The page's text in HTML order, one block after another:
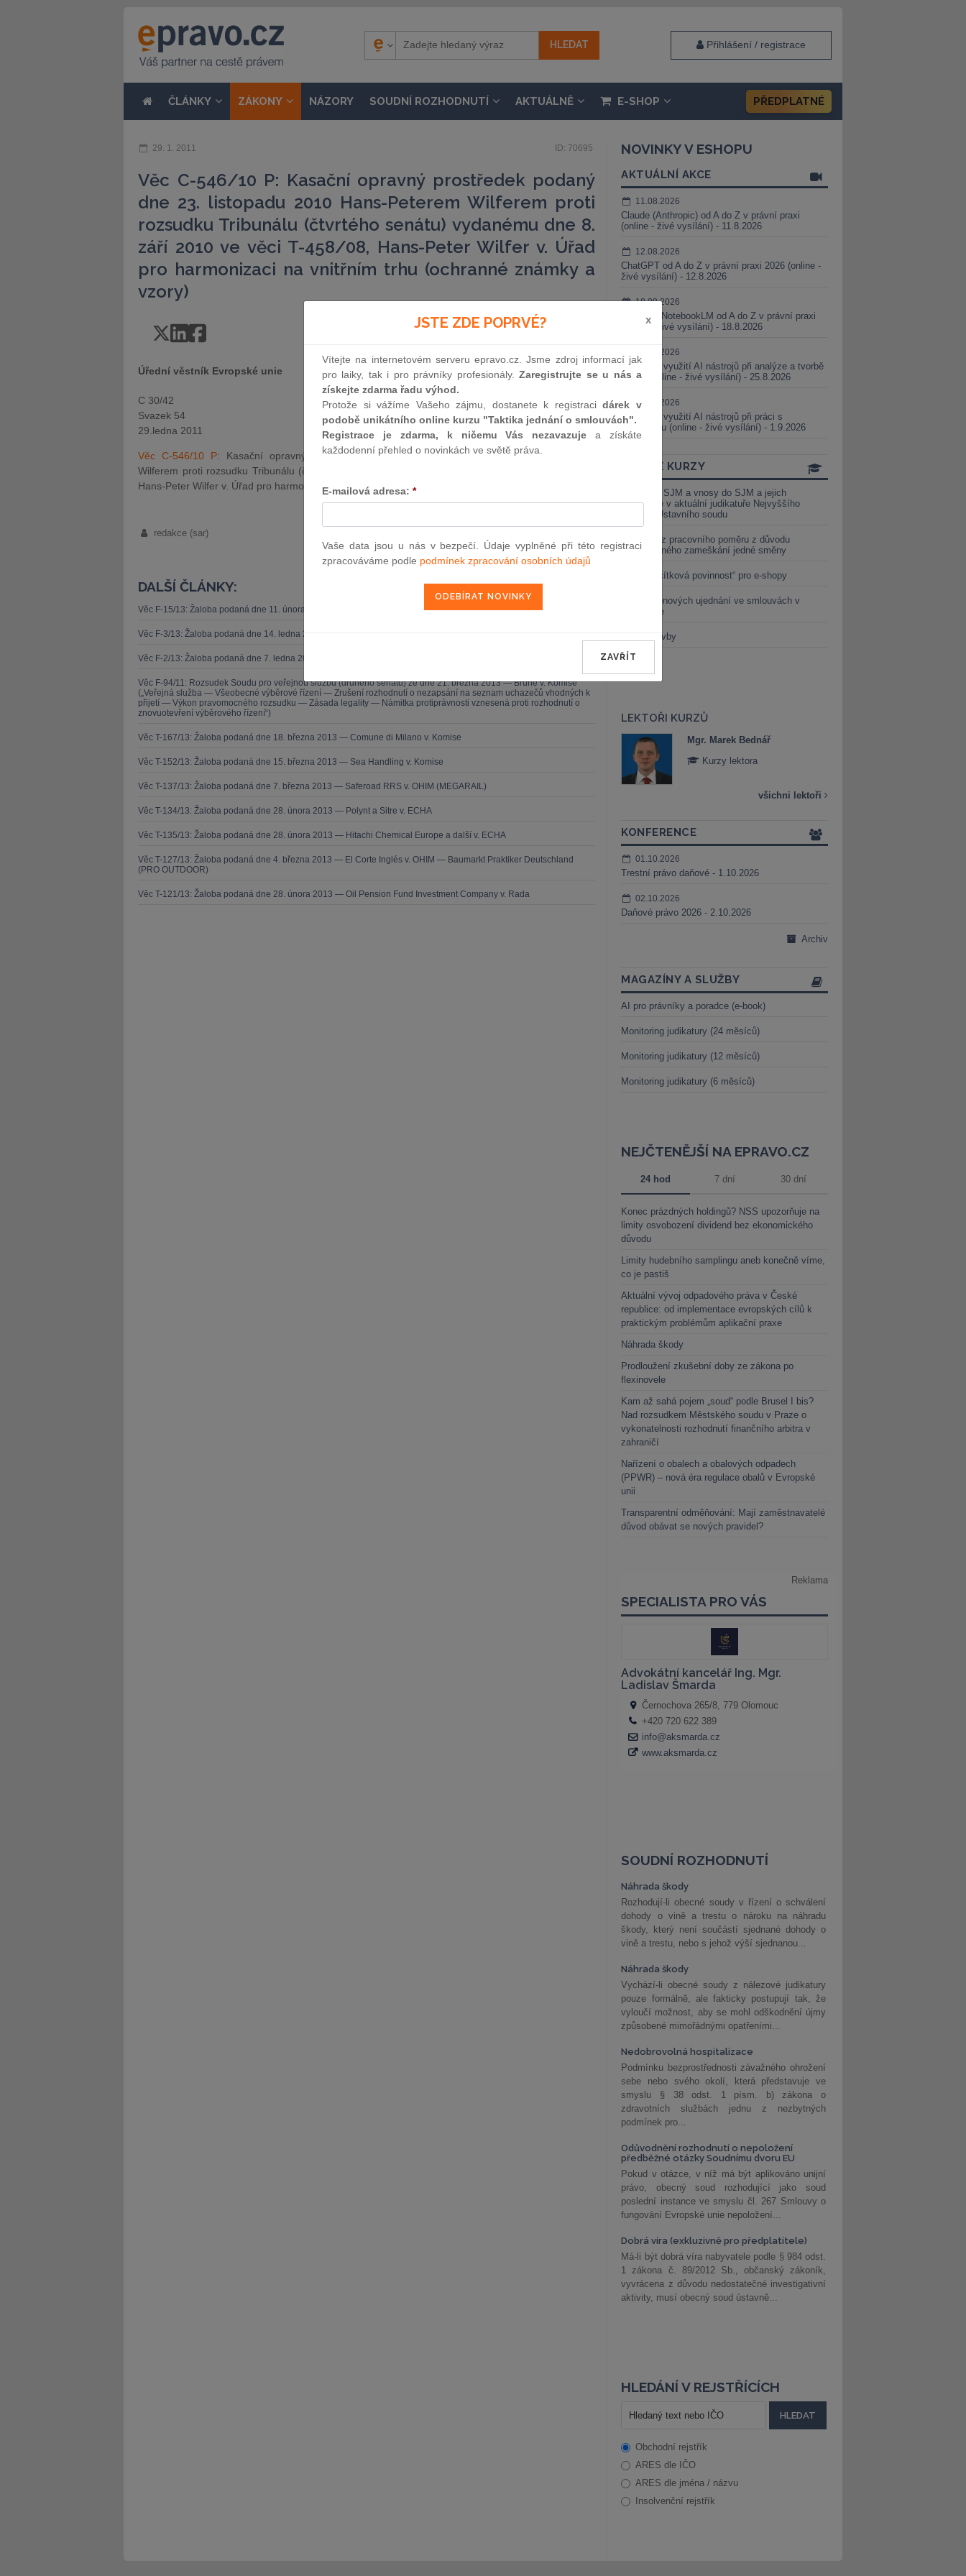
Přihlášení / registrace
ČLÁNKY ZÁKONY NÁZORY SOUDNÍ ROZHODNUTÍ AKTUÁLNĚ E-SHOP PŘEDPLATNÉ
29. 1. 2011 ID: 70695
Věc C-546/10 P: Kasační opravný prostředek podaný
dne 23. listopadu 2010 Hans-Peterem Wilferem proti
rozsudku Tribunálu (čtvrtého senátu) vydanému dne 8.
září 2010 ve věci T-458/08, Hans-Peter Wilfer v. Úřad
pro harmonizaci na vnitřním trhu (ochranné známky a
vzory)
Úřední věstník Evropské unie
C 30/42
Svazek 54
29.ledna 2011
Věc C-546/10 P: Kasační opravný prostředek podaný dne 23. listopadu 2010 Hans-Peterem
Wilferem proti rozsudku Tribunálu (čtvrtého senátu) vydanému dne 8. září 2010 ve věci T-458/08,
Hans-Peter Wilfer v. Úřad pro harmonizaci na vnitřním trhu (ochranné známky a vzory)
redakce (sar)
DALŠÍ ČLÁNKY:
Věc F-15/13: Žaloba podaná dne 11. února 2013 — ZZ v. Komise
Věc F-3/13: Žaloba podaná dne 14. ledna 2013 — CK v. Komise
Věc F-2/13: Žaloba podaná dne 7. ledna 2013 — ZZ v. Komise
Věc F-94/11: Rozsudek Soudu pro veřejnou službu (druhého senátu) ze dne 21. března 2013 — Brune v. Komise
(„Veřejná služba — Všeobecné výběrové řízení — Zrušení rozhodnutí o nezapsání na seznam uchazečů vhodných k
přijetí — Výkon pravomocného rozsudku — Zásada legality — Námitka protiprávnosti vznesená proti rozhodnutí o
znovuotevření výběrového řízení“)
Věc T-167/13: Žaloba podaná dne 18. března 2013 — Comune di Milano v. Komise
Věc T-152/13: Žaloba podaná dne 15. března 2013 — Sea Handling v. Komise
Věc T-137/13: Žaloba podaná dne 7. března 2013 — Saferoad RRS v. OHIM (MEGARAIL)
Věc T-134/13: Žaloba podaná dne 28. února 2013 — Polynt a Sitre v. ECHA
Věc T-135/13: Žaloba podaná dne 28. února 2013 — Hitachi Chemical Europe a další v. ECHA
Věc T-127/13: Žaloba podaná dne 4. března 2013 — El Corte Inglés v. OHIM — Baumarkt Praktiker Deutschland
(PRO OUTDOOR)
Věc T-121/13: Žaloba podaná dne 28. února 2013 — Oil Pension Fund Investment Company v. Rada
NOVINKY V ESHOPU
AKTUÁLNÍ AKCE
11.08.2026
Claude (Anthropic) od A do Z v právní praxi
(online - živé vysílání) - 11.8.2026
12.08.2026
ChatGPT od A do Z v právní praxi 2026 (online -
živé vysílání) - 12.8.2026
18.08.2026
Gemini a NotebookLM od A do Z v právní praxi
(online - živé vysílání) - 18.8.2026
25.08.2026
Praktické využití AI nástrojů při analýze a tvorbě
smluv (online - živé vysílání) - 25.8.2026
01.09.2026
Praktické využití AI nástrojů při práci s
judikaturou (online - živé vysílání) - 1.9.2026
ONLINE KURZY
Vnosy ze SJM a vnosy do SJM a jejich
valorizace v aktuální judikatuře Nejvyššího
soudu a Ústavního soudu
Výpověď z pracovního poměru z důvodu
neomluveného zameškání jedné směny
Nová „tlačítková povinnost“ pro e-shopy
Změna cenových ujednání ve smlouvách v
energetice
Černé stavby
LEKTOŘI KURZŮ
JUDr. Tomáš Nielsen
JUDr. Tomáš Sokol
Kurzy lektora
Mgr. Marek Bednář
Kurzy lektora
všichni lektoři
KONFERENCE
01.10.2026
Trestní právo daňové - 1.10.2026
02.10.2026
Daňové právo 2026 - 2.10.2026
Archiv
MAGAZÍNY A SLUŽBY
AI pro právníky a poradce (e-book)
Monitoring judikatury (24 měsíců)
Monitoring judikatury (12 měsíců)
Monitoring judikatury (6 měsíců)
NEJČTENĚJŠÍ NA EPRAVO.CZ
24 hod 7 dní 30 dní
Konec prázdných holdingů? NSS upozorňuje na
limity osvobození dividend bez ekonomického
důvodu
Limity hudebního samplingu aneb konečně víme,
co je pastiš
Aktuální vývoj odpadového práva v České
republice: od implementace evropských cílů k
praktickým problémům aplikační praxe
Náhrada škody
Prodloužení zkušební doby ze zákona po
flexinovele
Kam až sahá pojem „soud“ podle Brusel I bis?
Nad rozsudkem Městského soudu v Praze o
vykonatelnosti rozhodnutí finančního arbitra v
zahraničí
Nařízení o obalech a obalových odpadech
(PPWR) – nová éra regulace obalů v Evropské
unii
Transparentní odměňování: Mají zaměstnavatelé
důvod obávat se nových pravidel?
SOUDNÍ ROZHODNUTÍ
Náhrada škody
Rozhodují-li obecné soudy v řízení o schválení
dohody o vině a trestu o nároku na náhradu
škody, který není součástí sjednané dohody o
vině a trestu, nebo s jehož výší sjednanou...
Náhrada škody
Vychází-li obecné soudy z nálezové judikatury
pouze formálně, ale fakticky postupují tak, že
vyloučí možnost, aby se mohl odškodnění újmy
způsobené mimořádnými opatřeními...
Nedobrovolná hospitalizace
Podmínku bezprostřednosti závažného ohrožení
sebe nebo svého okolí, která představuje ve
smyslu § 38 odst. 1 písm. b) zákona o
zdravotních službách jednu z nezbytných
podmínek pro...
Odůvodnění rozhodnutí o nepoložení
předběžné otázky Soudnímu dvoru EU
Pokud v otázce, v níž má být aplikováno unijní
právo, obecný soud rozhodující jako soud
poslední instance ve smyslu čl. 267 Smlouvy o
fungování Evropské unie nepoložení...
Dobrá víra (exkluzivně pro předplatitele)
Má-li být dobrá víra nabyvatele podle § 984 odst.
1 zákona č. 89/2012 Sb., občanský zákoník,
vyvrácena z důvodu nedostatečné investigativní
aktivity, musí obecný soud ústavně...
HLEDÁNÍ V REJSTŘÍCÍCH
Obchodní rejstřík
ARES dle IČO
ARES dle jména / názvu
Insolvenční rejstřík
JSTE ZDE POPRVÉ? x
Vítejte na internetovém serveru epravo.cz. Jsme zdroj informací jak
pro laiky, tak i pro právníky profesionály.Zaregistrujte se u nás a
získejte zdarma řadu výhod.
Protože si vážíme Vašeho zájmu, dostanete k registracidárek v
podobě unikátního online kurzu "Taktika jednání o smlouvách".
Registrace je zdarma, k ničemu Vás nezavazuje a získáte
každodenní přehled o novinkách ve světě práva.
E-mailová adresa: *
Vaše data jsou u nás v bezpečí. Údaje vyplněné při této registraci
zpracováváme podle podmínek zpracování osobních údajů
ZAVŘÍT